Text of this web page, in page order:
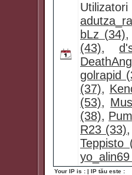
bLz (34),
(43),
golrapid
(37),
(53),
(38),
R23 (33),
Teppisto
Your IP is : | IP tău este :